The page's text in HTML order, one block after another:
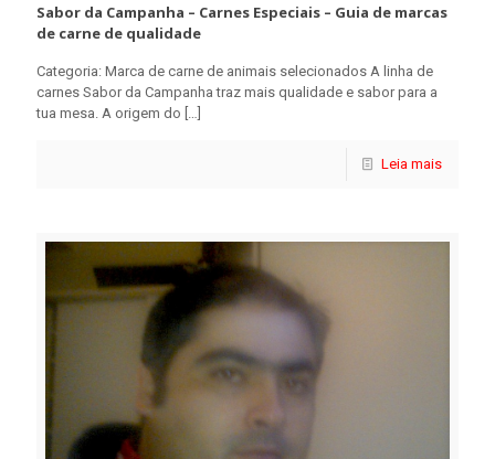
Sabor da Campanha – Carnes Especiais – Guia de marcas
de carne de qualidade
Categoria: Marca de carne de animais selecionados A linha de
carnes Sabor da Campanha traz mais qualidade e sabor para a
tua mesa. A origem do […]
Leia mais